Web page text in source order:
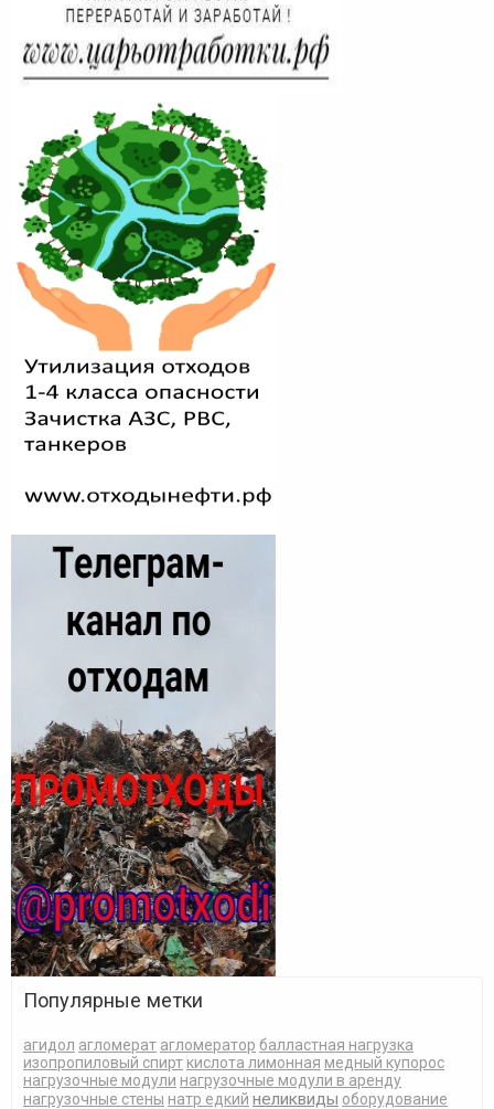
Популярные метки
агидол агломерат агломератор балластная нагрузка
изопропиловый спирт кислота лимонная медный купорос
нагрузочные модули нагрузочные модули в аренду
нагрузочные стены натр едкий неликвиды оборудование